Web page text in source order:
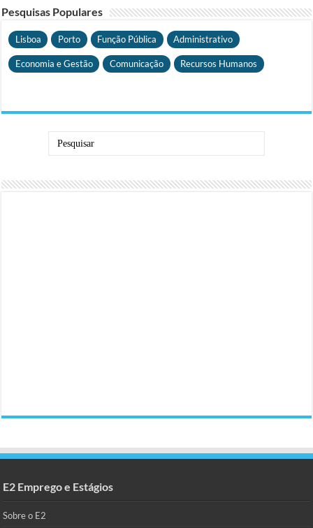
Pesquisas Populares
Lisboa Porto Função Pública Administrativo
Economia e Gestão Comunicação Recursos Humanos
E2 Emprego e Estágios
Sobre o E2